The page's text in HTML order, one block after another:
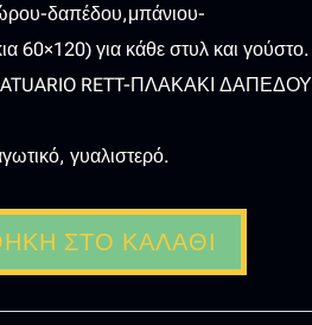
δαπέδου,μπάνιου-
60×120) για κάθε στυλ και γούστο.
RETT-ΠΛΑΚΑΚΙ ΔΑΠΕΔΟΥ
γυαλιστερό.
ΣΤΟ ΚΑΛΆΘΙ